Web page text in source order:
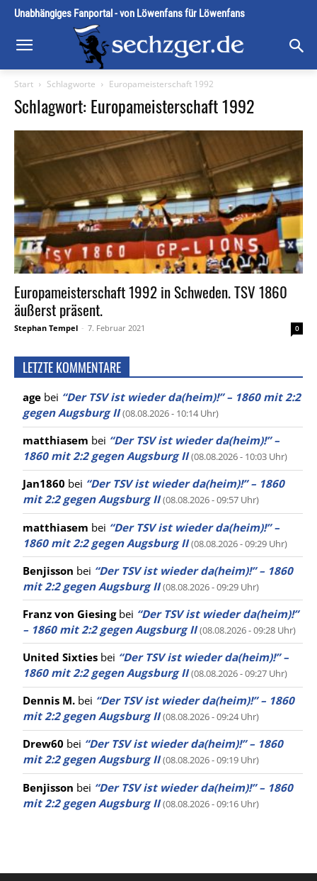
Unabhängiges Fanportal - von Löwenfans für Löwenfans
Start Schlagworte Europameisterschaft 1992
Schlagwort: Europameisterschaft 1992
Europameisterschaft 1992 in Schweden. TSV 1860
äußerst präsent.
Stephan Tempel - 7. Februar 2021 0
LETZTE KOMMENTARE
age bei “Der TSV ist wieder da(heim)!” – 1860 mit 2:2
gegen Augsburg II (08.08.2026 - 10:14 Uhr)
matthiasem bei “Der TSV ist wieder da(heim)!” –
1860 mit 2:2 gegen Augsburg II (08.08.2026 - 10:03 Uhr)
Jan1860 bei “Der TSV ist wieder da(heim)!” – 1860
mit 2:2 gegen Augsburg II (08.08.2026 - 09:57 Uhr)
matthiasem bei “Der TSV ist wieder da(heim)!” –
1860 mit 2:2 gegen Augsburg II (08.08.2026 - 09:29 Uhr)
Benjisson bei “Der TSV ist wieder da(heim)!” – 1860
mit 2:2 gegen Augsburg II (08.08.2026 - 09:29 Uhr)
Franz von Giesingbei “Der TSV ist wieder da(heim)!”
– 1860 mit 2:2 gegen Augsburg II (08.08.2026 - 09:28 Uhr)
United Sixties bei “Der TSV ist wieder da(heim)!” –
1860 mit 2:2 gegen Augsburg II (08.08.2026 - 09:27 Uhr)
Dennis M. bei “Der TSV ist wieder da(heim)!” – 1860
mit 2:2 gegen Augsburg II (08.08.2026 - 09:24 Uhr)
Drew60 bei “Der TSV ist wieder da(heim)!” – 1860
mit 2:2 gegen Augsburg II (08.08.2026 - 09:19 Uhr)
Benjisson bei “Der TSV ist wieder da(heim)!” – 1860
mit 2:2 gegen Augsburg II (08.08.2026 - 09:16 Uhr)